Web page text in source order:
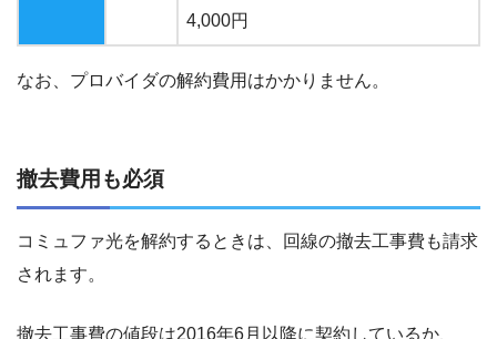
4,000円
なお、プロバイダの解約費用はかかりません。
撤去費用も必須
コミュファ光を解約するときは、回線の撤去工事費も請求
されます。
撤去工事費の値段は2016年6月以降に契約しているか、